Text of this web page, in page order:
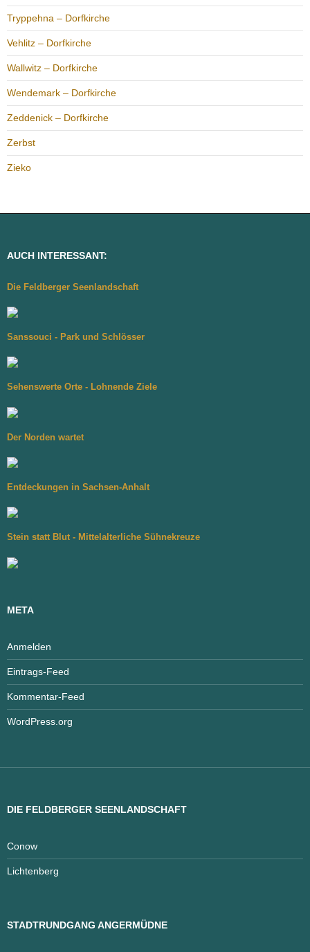
Tryppehna – Dorfkirche
Vehlitz – Dorfkirche
Wallwitz – Dorfkirche
Wendemark – Dorfkirche
Zeddenick – Dorfkirche
Zerbst
Zieko
AUCH INTERESSANT:
Die Feldberger Seenlandschaft
Sanssouci - Park und Schlösser
Sehenswerte Orte - Lohnende Ziele
Der Norden wartet
Entdeckungen in Sachsen-Anhalt
Stein statt Blut - Mittelalterliche Sühnekreuze
META
Anmelden
Eintrags-Feed
Kommentar-Feed
WordPress.org
DIE FELDBERGER SEENLANDSCHAFT
Conow
Lichtenberg
STADTRUNDGANG ANGERMÜDNE